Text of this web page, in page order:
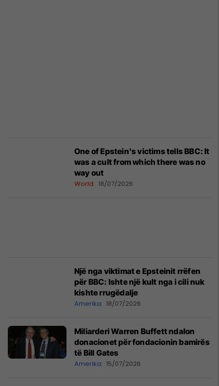
One of Epstein's victims tells BBC: It
was a cult from which there was no
way out
World 18/07/2026
Një nga viktimat e Epsteinit rrëfen
për BBC: Ishte një kult nga i cili nuk
kishte rrugëdalje
Amerika 18/07/2026
Miliarderi Warren Buffett ndalon
donacionet për fondacionin bamirës
të Bill Gates
Amerika 15/07/2026